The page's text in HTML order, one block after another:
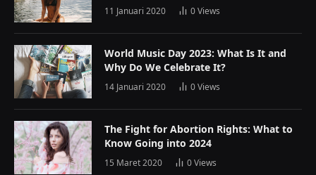
11 Januari 2020 0Views
World Music Day 2023: What Is It and
Why Do We Celebrate It?
14 Januari 2020 0Views
The Fight for Abortion Rights: What to
Know Going into 2024
15 Maret 2020 0Views